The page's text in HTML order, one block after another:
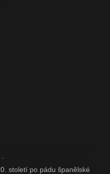
století po pádu španělské